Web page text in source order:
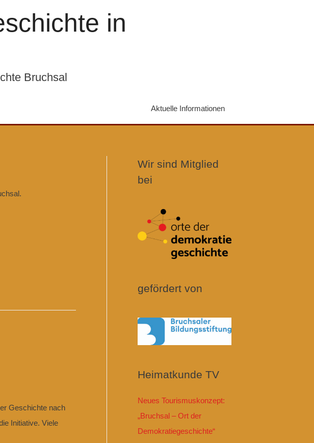
in
Bruchsal
Aktuelle Informationen
Geschichte nach
Initiative. Viele
Wir sind Mitglied
bei
gefördert von
Heimatkunde TV
Neues Tourismuskonzept:
„Bruchsal – Ort der
Demokratiegeschichte“